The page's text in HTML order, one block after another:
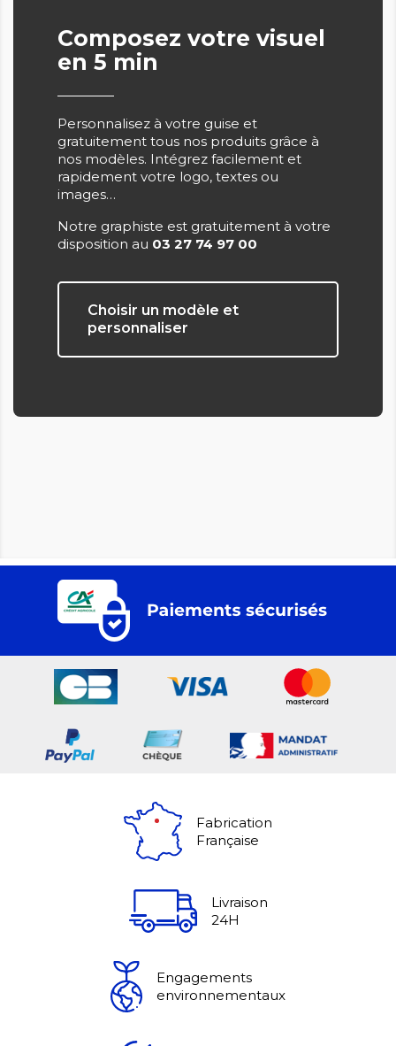
Composez votre visuel
en 5 min
Personnalisez à votre guise et
gratuitement tous nos produits grâce à
nos modèles. Intégrez facilement et
rapidement votre logo, textes ou
images…
Notre graphiste est gratuitement à votre
disposition au 03 27 74 97 00
Choisir un modèle et
personnaliser
Fabrication
Française
Livraison
24H
Engagements
environnementaux